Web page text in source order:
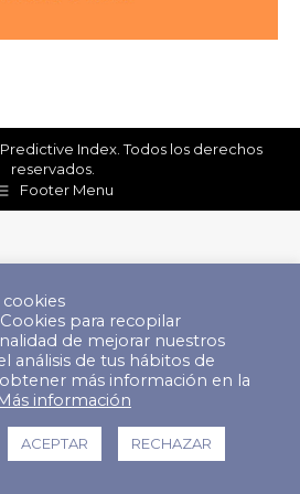
Index. Todos los derechos
reservados.
Footer Menu
cookies
para recopilar
de mejorar nuestros
análisis de tus hábitos de
más información en la
información
ACEPTAR RECHAZAR